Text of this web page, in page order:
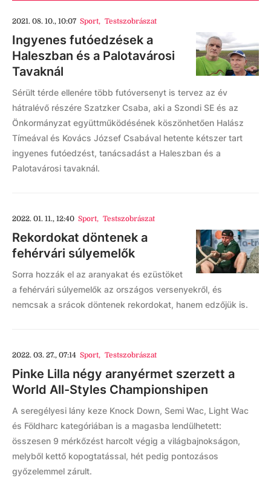
2021. 08. 10., 10:07 Sport, Testszobrászat
Ingyenes futóedzések a
Haleszban és a Palotavárosi
Tavaknál
Sérült térde ellenére több futóversenyt is tervez az év
hátralévő részére Szatzker Csaba, aki a Szondi SE és az
Önkormányzat együttműködésének köszönhetően Halász
Tímeával és Kovács József Csabával hetente kétszer tart
ingyenes futóedzést, tanácsadást a Haleszban és a
Palotavárosi tavaknál.
2022. 01. 11., 12:40 Sport, Testszobrászat
Rekordokat döntenek a
fehérvári súlyemelők
Sorra hozzák el az aranyakat és ezüstöket
a fehérvári súlyemelők az országos versenyekről, és
nemcsak a srácok döntenek rekordokat, hanem edzőjük is.
2022. 03. 27., 07:14 Sport, Testszobrászat
Pinke Lilla négy aranyérmet szerzett a
World All-Styles Championshipen
A seregélyesi lány keze Knock Down, Semi Wac, Light Wac
és Földharc kategóriában is a magasba lendülhetett:
összesen 9 mérkőzést harcolt végig a világbajnokságon,
melyből kettő kopogtatással, hét pedig pontozásos
győzelemmel zárult.